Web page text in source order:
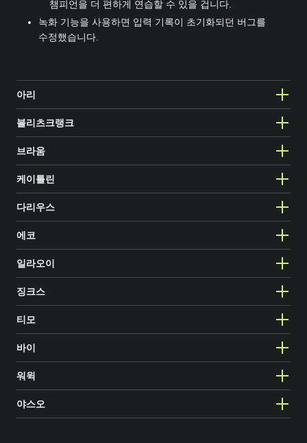
챔피언을 더 편하게 연습할 수 있을 겁니다.
녹화 기능을 사용하면 입력 기록이 초기화되던 버그를
수정했습니다.
아리
블리츠크랭크
브라움
케이틀린
다리우스
에코
일라오이
징크스
티모
바이
워윅
야스오